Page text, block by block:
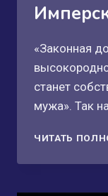
«Законная
станет
мужа». Так
ЧИТАТЬ